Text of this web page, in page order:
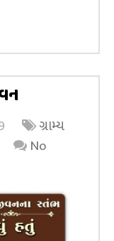
ગ્રામ્ય
No